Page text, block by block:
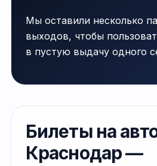
Мы оставили несколько
выходов, чтобы
в пустую выдачу одного
Билеты на
Краснодар —